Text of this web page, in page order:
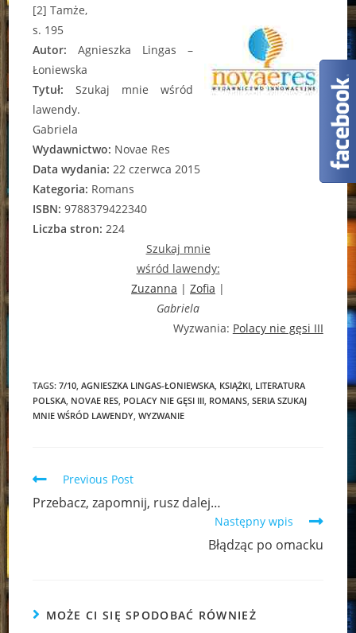
[2] Tamże,
s. 195
Autor:Agnieszka Lingas –
Łoniewska
Tytuł:Szukaj mnie wśród
lawendy.
Gabriela
Wydawnictwo: Novae Res
Data wydania:22 czerwca 2015
Kategoria: Romans
ISBN:9788379422340
Liczba stron:224
Szukaj mnie
wśród lawendy:
Zuzanna | Zofia |
Gabriela
Wyzwania: Polacy nie gęsi III
TAGS:7/10 AGNIESZKA LINGAS-ŁONIEWSKA KSIĄŻKI LITERATURA
POLSKA NOVAE RES POLACY NIE GĘSI III ROMANS SERIA SZUKAJ
MNIE WŚRÓD LAWENDY WYZWANIE
Read
more
articles
Previous Post
Przebacz, zapomnij, rusz dalej…
Następny wpis
Błądząc po omacku
MOŻE CI SIĘ SPODOBAĆ RÓWNIEŻ